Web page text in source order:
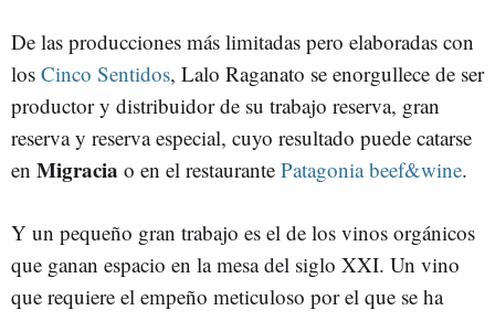
De las producciones más limitadas pero elaboradas con
los Cinco Sentidos, Lalo Raganato se enorgullece de ser
productor y distribuidor de su trabajo reserva, gran
reserva y reserva especial, cuyo resultado puede catarse
en Migracia o en el restaurante Patagonia beef&wine.
Y un pequeño gran trabajo es el de los vinos orgánicos
que ganan espacio en la mesa del siglo XXI. Un vino
que requiere el empeño meticuloso por el que se ha